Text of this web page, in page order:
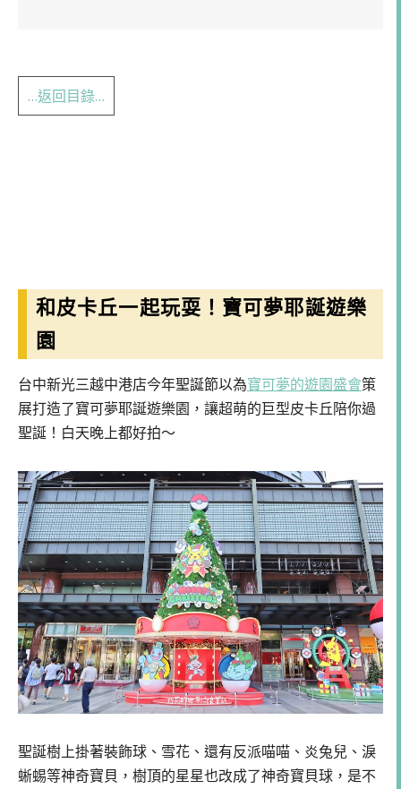
…返回目錄…
和皮卡丘一起玩耍！寶可夢耶誕遊樂
園
台中新光三越中港店今年聖誕節以為寶可夢的遊園盛會策
展打造了寶可夢耶誕遊樂園，讓超萌的巨型皮卡丘陪你過
聖誕！白天晚上都好拍～
聖誕樹上掛著裝飾球、雪花、還有反派喵喵、炎兔兒、淚
蜥蜴等神奇寶貝，樹頂的星星也改成了神奇寶貝球，是不